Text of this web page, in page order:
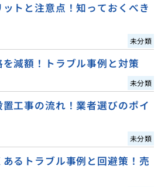
トと注意点！知っておくべき
未分類
減額！トラブル事例と対策
未分類
工事の流れ！業者選びのポイ
未分類
るトラブル事例と回避策！売